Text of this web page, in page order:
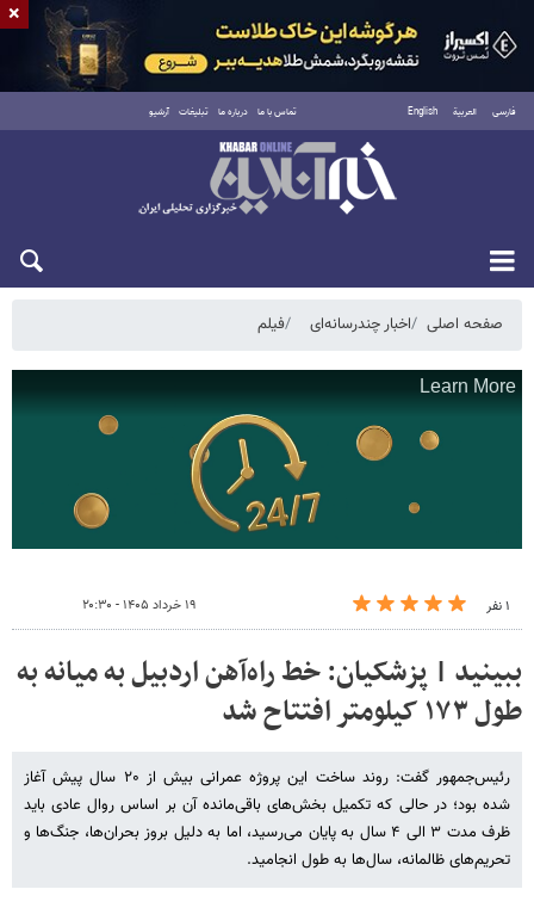
فارسی العربية English تماس با ما درباره ما تبلیغات آرشیو
پنجشنبه ۱۵ مرداد ۱۴۰۵
صفحه اصلی اخبار چندرسانه‌ای فیلم
۱ نفر ۱۹ خرداد ۱۴۰۵ - ۲۰:۳۰
ببینید | پزشکیان: خط راه‌آهن اردبیل به میانه به
طول ۱۷۳ کیلومتر افتتاح شد
رئیس‌جمهور گفت: روند ساخت این پروژه عمرانی بیش از ۲۰ سال پیش آغاز
شده بود؛ در حالی که تکمیل بخش‌های باقی‌مانده آن بر اساس روال عادی باید
ظرف مدت ۳ الی ۴ سال به پایان می‌رسید، اما به دلیل بروز بحران‌ها، جنگ‌ها و
تحریم‌های ظالمانه، سال‌ها به طول انجامید.
×